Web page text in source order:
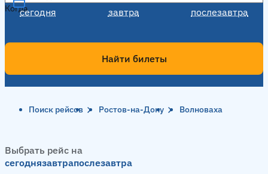
сегодня завтра послезавтра
Когда
Найти билеты
Поиск рейсов Ростов-на-Дону Волноваха
Выбрать рейс на
сегоднязавтрапослезавтра